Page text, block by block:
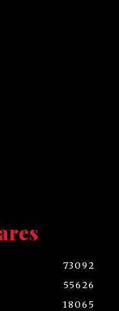
73092
55626
18065